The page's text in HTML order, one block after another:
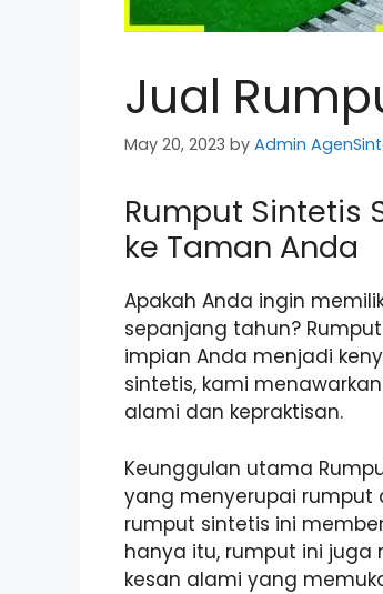
Jual
May 20, 2023 by Admin
Rumput Sintetis
ke Taman Anda
Apakah Anda ingin
sepanjang tahun?
impian Anda menjadi
sintetis, kami
alami dan kepraktisan.
Keunggulan utama
yang menyerupai rumput
rumput sintetis ini
hanya itu, rumput ini
kesan alami yang